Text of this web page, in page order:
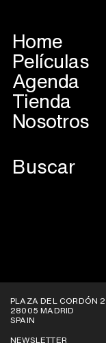
Home
Películas
Agenda
Tienda
Nosotros
PLAZA DEL CORDÓN 2
28005 MADRID
SPAIN
NEWSLETTER